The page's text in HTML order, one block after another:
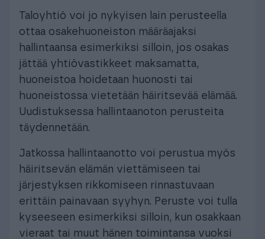
Taloyhtiö voi jo nykyisen lain perusteella
ottaa osakehuoneiston määräajaksi
hallintaansa esimerkiksi silloin, jos osakas
jättää yhtiövastikkeet maksamatta,
huoneistoa hoidetaan huonosti tai
huoneistossa vietetään häiritsevää elämää.
Uudistuksessa hallintaanoton perusteita
täydennetään.
Jatkossa hallintaanotto voi perustua myös
häiritsevän elämän viettämiseen tai
järjestyksen rikkomiseen rinnastuvaan
erittäin painavaan syyhyn. Peruste voi tulla
kyseeseen esimerkiksi silloin, kun osakkaan
vieraat tai muut hänen toimintansa vuoksi